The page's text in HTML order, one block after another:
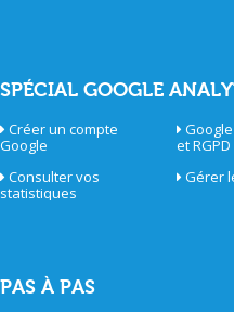
SPÉCIAL GOOGLE
Créer un compte
Google
Consulter vos
statistiques
et RGPD
Gérer
PAS À PAS